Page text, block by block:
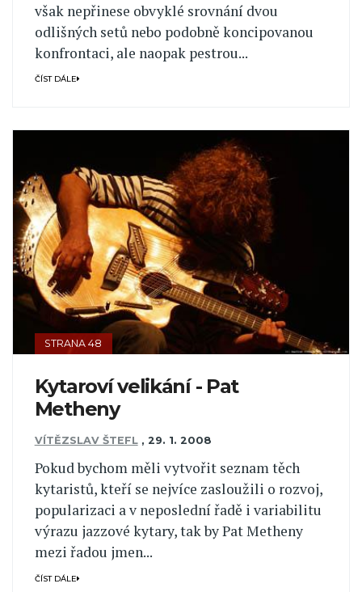
však nepřinese obvyklé srovnání dvou
odlišných setů nebo podobně koncipovanou
konfrontaci, ale naopak pestrou...
ČÍST DÁLE
STRANA 48
Kytaroví velikání - Pat
Metheny
VÍTĚZSLAV ŠTEFL , 29. 1. 2008
Pokud bychom měli vytvořit seznam těch
kytaristů, kteří se nejvíce zasloužili o rozvoj,
popularizaci a v neposlední řadě i variabilitu
výrazu jazzové kytary, tak by Pat Metheny
mezi řadou jmen...
ČÍST DÁLE